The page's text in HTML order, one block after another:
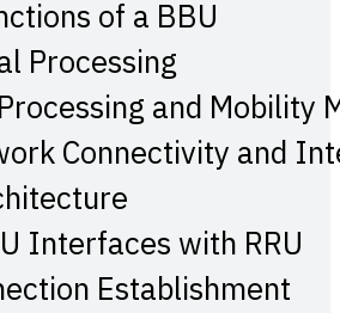
of a BBU
Processing
and Mobility
Connectivity and
Interfaces with RRU
Establishment